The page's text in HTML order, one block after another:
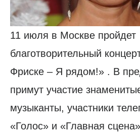
11 июля в Москве пройдет
благотворительный
Фриске – Я рядом!» . В
примут участие
музыканты, участники
«Голос» и «Главная